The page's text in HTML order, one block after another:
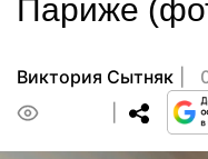
Париже
Виктория Сытняк